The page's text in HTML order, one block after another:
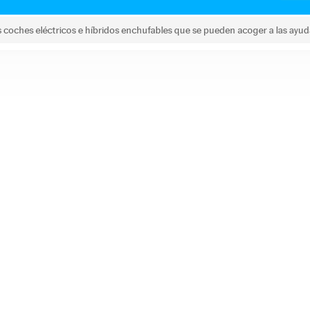
eléctricos e híbridos enchufables que se pueden acoger a las